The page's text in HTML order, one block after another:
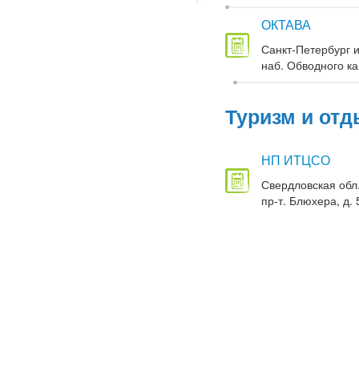
ОКТАВА
Санкт-Петербург
наб. Обводного
Туризм и
НП ИТЦСО
Свердловская
пр-т. Блюхера, д.